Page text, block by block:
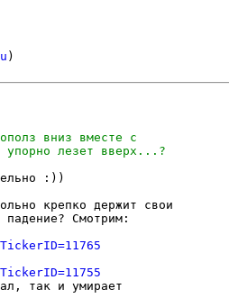
:))
крепко держит свои
Смотрим:
так и умирает